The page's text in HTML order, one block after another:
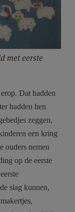
met eerste
Dat hadden
hadden hen
zeggen,
een kring
ouders nemen
op de eerste
slag kunnen,